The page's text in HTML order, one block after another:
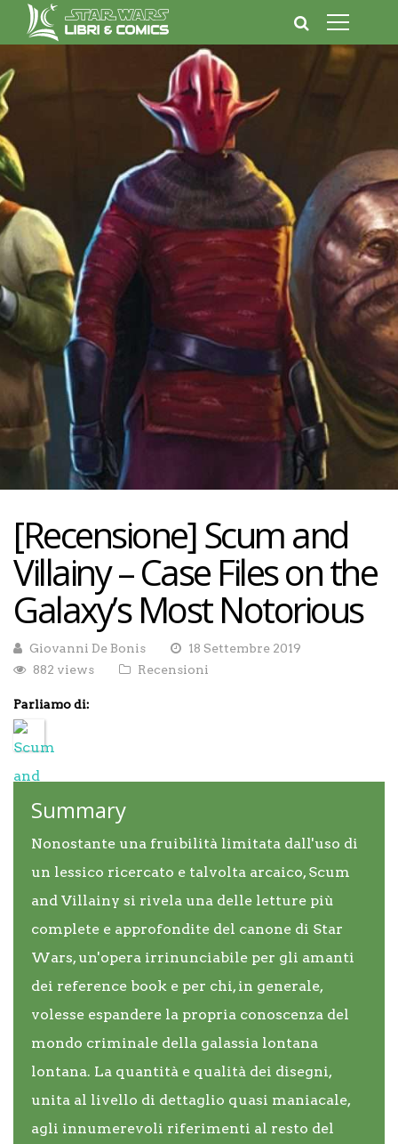
[Recensione] Scum and
Villainy – Case Files on the
Galaxy’s Most Notorious
Giovanni De Bonis
18 Settembre 2019
882 views
Recensioni
Parliamo di:
Summary
Nonostante una fruibilità limitata dall'uso di
un lessico ricercato e talvolta arcaico, Scum
and Villainy si rivela una delle letture più
complete e approfondite del canone di Star
Wars, un'opera irrinunciabile per gli amanti
dei reference book e per chi, in generale,
volesse espandere la propria conoscenza del
mondo criminale della galassia lontana
lontana. La quantità e qualità dei disegni,
unita al livello di dettaglio quasi maniacale,
agli innumerevoli riferimenti al resto del